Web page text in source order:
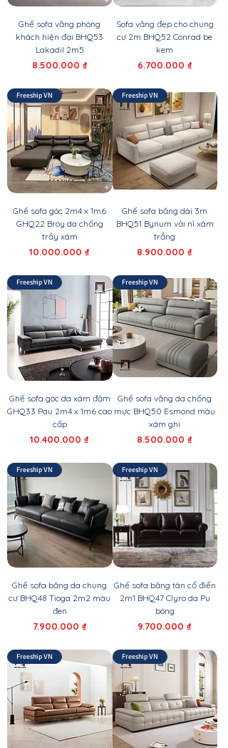
Ghế sofa văng phòng
khách hiện đại BHQ53
Lakadil 2m5
Giá
8.500.000 ₫
Sofa văng đẹp cho chung
cư 2m BHQ52 Conrad be
kem
Giá
6.700.000 ₫
Freeship VN
Ghế sofa góc 2m4 x 1m6
GHQ22 Broy da chống
trầy xám
Giá
10.000.000 ₫
Freeship VN
Ghế sofa băng dài 3m
BHQ51 Bynum vải nỉ xám
trắng
Giá
8.900.000 ₫
Freeship VN
Ghế sofa góc da xám đậm
GHQ33 Pau 2m4 x 1m6 cao
cấp
Giá
10.400.000 ₫
Freeship VN
Ghế sofa văng da chống
mực BHQ50 Esmond màu
xám ghi
Giá
8.500.000 ₫
Freeship VN
Ghế sofa băng da chung
cư BHQ48 Tioga 2m2 màu
đen
Giá
7.900.000 ₫
Freeship VN
Ghế sofa băng tân cổ điển
2m1 BHQ47 Clyro da Pu
bóng
Giá
9.700.000 ₫
Freeship VN Freeship VN